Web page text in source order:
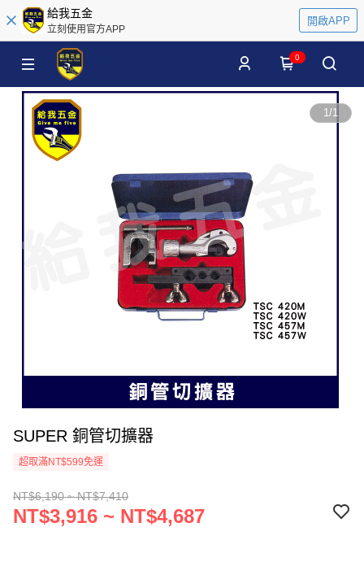
給我五金
立刻使用官方APP
開啟APP
0
1/1
SUPER 銅管切擴器
超取滿NT$599免運
NT$6,190 ~ NT$7,410
NT$3,916 ~ NT$4,687